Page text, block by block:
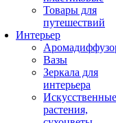
Товары для
путешествий
Интерьер
Вазы
Зеркала для
интерьера
Искусственные
растения,